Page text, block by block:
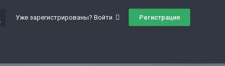
Уже зарегистрированы? Войти Регистрация